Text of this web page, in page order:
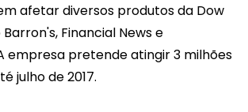
afetar diversos produtos da Dow
Financial News e
empresa pretende atingir 3 milhões
julho de 2017.